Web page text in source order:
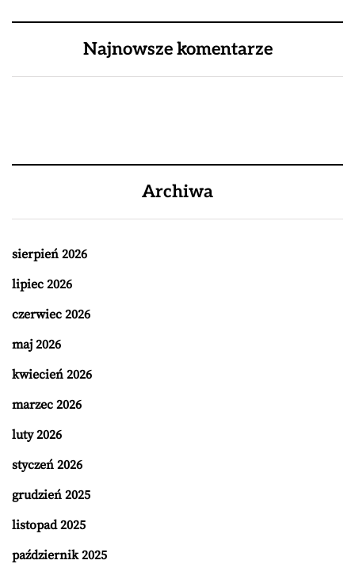
Najnowsze komentarze
Archiwa
sierpień 2026
lipiec 2026
czerwiec 2026
maj 2026
kwiecień 2026
marzec 2026
luty 2026
styczeń 2026
grudzień 2025
listopad 2025
październik 2025